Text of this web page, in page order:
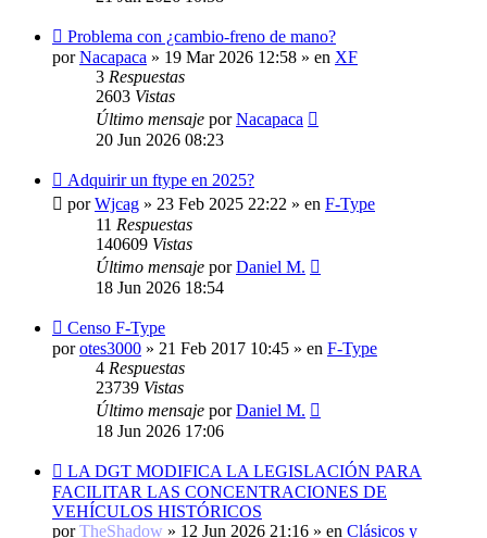
Nuevo
mensaje
Problema con ¿cambio-freno de mano?
porNacapaca » 19 Mar 2026 12:58 » en XF
3 Respuestas
2603 Vistas
Último mensaje porNacapaca
20 Jun 2026 08:23
Nuevo
mensaje
Adquirir un ftype en 2025?
porWjcag » 23 Feb 2025 22:22 » en F-Type
11 Respuestas
140609 Vistas
Último mensaje porDaniel M.
18 Jun 2026 18:54
Nuevo
mensaje
Censo F-Type
porotes3000 » 21 Feb 2017 10:45 » en F-Type
4 Respuestas
23739 Vistas
Último mensaje porDaniel M.
18 Jun 2026 17:06
Nuevo
mensaje
LA DGT MODIFICA LA LEGISLACIÓN PARA
FACILITAR LAS CONCENTRACIONES DE
VEHÍCULOS HISTÓRICOS
porTheShadow » 12 Jun 2026 21:16 » en Clásicos y